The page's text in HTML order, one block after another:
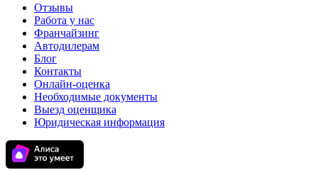
Отзывы
Работа у нас
Франчайзинг
Автодилерам
Блог
Контакты
Онлайн-оценка
Необходимые документы
Выезд оценщика
Юридическая информация